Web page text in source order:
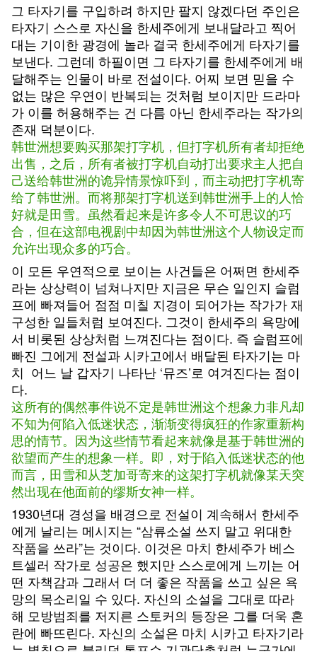
그 타자기를 구입하려 하지만 팔지 않겠다던 주인은
타자기 스스로 자신을 한세주에게 보내달라고 찍어
대는 기이한 광경에 놀라 결국 한세주에게 타자기를
보낸다. 그런데 하필이면 그 타자기를 한세주에게 배
달해주는 인물이 바로 전설이다. 어찌 보면 믿을 수
없는 많은 우연이 반복되는 것처럼 보이지만 드라마
가 이를 허용해주는 건 다름 아닌 한세주라는 작가의
존재 덕분이다.
韩世洲想要购买那架打字机，但打字机所有者却拒绝
出售，之后，所有者被打字机自动打出要求主人把自
己送给韩世洲的诡异情景惊吓到，而主动把打字机寄
给了韩世洲。而将那架打字机送到韩世洲手上的人恰
好就是田雪。虽然看起来是许多令人不可思议的巧
合，但在这部电视剧中却因为韩世洲这个人物设定而
允许出现众多的巧合。
이 모든 우연적으로 보이는 사건들은 어쩌면 한세주
라는 상상력이 넘쳐나지만 지금은 무슨 일인지 슬럼
프에 빠져들어 점점 미칠 지경이 되어가는 작가가 재
구성한 일들처럼 보여진다. 그것이 한세주의 욕망에
서 비롯된 상상처럼 느껴진다는 점이다. 즉 슬럼프에
빠진 그에게 전설과 시카고에서 배달된 타자기는 마
치 어느 날 갑자기 나타난 ‘뮤즈’로 여겨진다는 점이
다.
这所有的偶然事件说不定是韩世洲这个想象力非凡却
不知为何陷入低迷状态，渐渐变得疯狂的作家重新构
思的情节。因为这些情节看起来就像是基于韩世洲的
欲望而产生的想象一样。即，对于陷入低迷状态的他
而言，田雪和从芝加哥寄来的这架打字机就像某天突
然出现在他面前的缪斯女神一样。
1930년대 경성을 배경으로 전설이 계속해서 한세주
에게 날리는 메시지는 “삼류소설 쓰지 말고 위대한
작품을 쓰라”는 것이다. 이것은 마치 한세주가 베스
트셀러 작가로 성공은 했지만 스스로에게 느끼는 어
떤 자책감과 그래서 더 더 좋은 작품을 쓰고 싶은 욕
망의 목소리일 수 있다. 자신의 소설을 그대로 따라
해 모방범죄를 저지른 스토커의 등장은 그를 더욱 혼
란에 빠뜨린다. 자신의 소설은 마치 시카고 타자기라
는 별칭으로 불리던 톰프슨 기관단총처럼 누군가에